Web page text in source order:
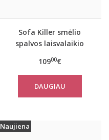
Sofa Killer smėlio
spalvos laisvalaikio
kelnėmis
10900€
DAUGIAU
Naujiena